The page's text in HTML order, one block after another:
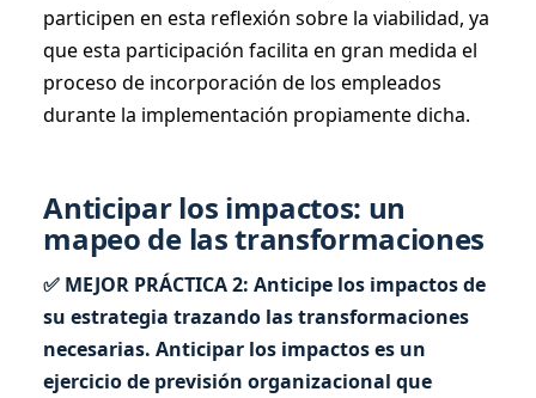
participen en esta reflexión sobre la viabilidad, ya
que esta participación facilita en gran medida el
proceso de incorporación de los empleados
durante la implementación propiamente dicha.
Anticipar los impactos: un
mapeo de las transformaciones
✅ MEJOR PRÁCTICA 2: Anticipe los impactos de
su estrategia trazando las transformaciones
necesarias. Anticipar los impactos es un
ejercicio de previsión organizacional que